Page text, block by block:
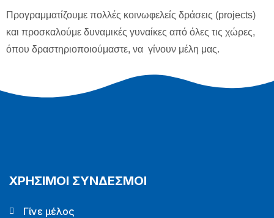
Προγραμματίζουμε πολλές κοινωφελείς δράσεις (projects)
και προσκαλούμε δυναμικές γυναίκες από όλες τις χώρες,
όπου δραστηριοποιούμαστε, να γίνουν μέλη μας.
ΧΡΗΣΙΜΟΙ ΣΥΝΔΕΣΜΟΙ
Γίνε μέλος